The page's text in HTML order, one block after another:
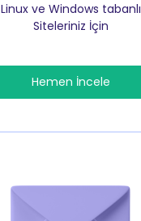
Linux ve Windows tabanlı
Siteleriniz İçin
Hemen İncele